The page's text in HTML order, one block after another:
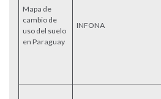
Mapa de
cambio de
uso del suelo
en Paraguay
INFONA